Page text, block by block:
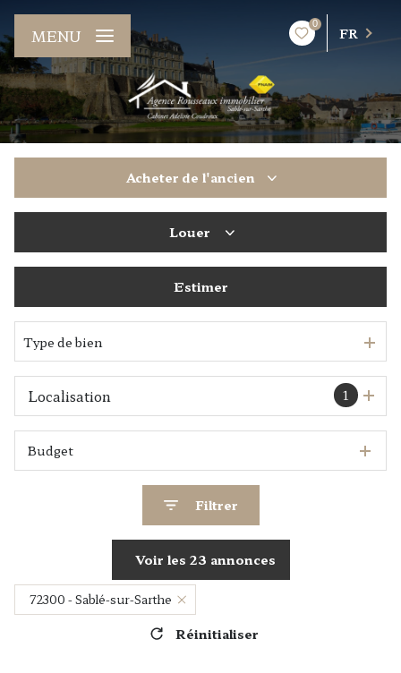
0
FR
MENU
Acheter de l'ancien
Louer
De l'immo pro
Estimer
Type de bien
1
Localisation
Budget
Filtrer
Voir les 23 annonces
72300 - Sablé-sur-Sarthe
Réinitialiser